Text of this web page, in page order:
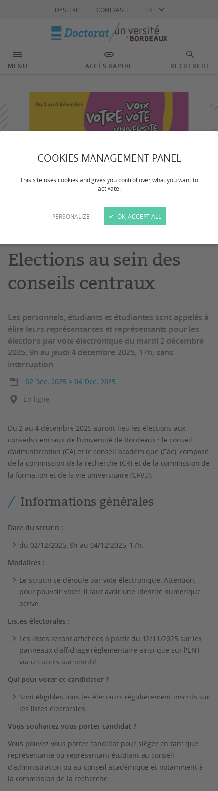
COOKIES MANAGEMENT PANEL
This site uses cookies and gives you control over what you want to
activate.
PERSONALIZE OK, ACCEPT ALL
DYSLEXIE CONTRASTE FR
MENU ACCÈS RAPIDE RECHERCHE
Elections au sein des
conseils centraux
Les personnels, étudiants et étudiantes sont appelés à
élire leurs représentantes et représentants pour les
élections par vote électronique du mardi 2 décembre
2025, 9h au jeudi 4 décembre 2025, 17h, sans
interruption.
02 Déc. 2025 > 04 Déc. 2025
En ligne
Du 2 au 4 décembre 2025 auront lieu les élections aux
conseils centraux de l’université de Bordeaux : le conseil
d’administration (CA) et le conseil académique (Cac), composé
de la commission de la recherche (CR) et de la commission de
la formation et de la vie universitaire (CFVU).
Informations générales
Date du scrutin :
du 02/12/2025, 9h au 04/12/2025, 17h.
Modalités :
Le scrutin se déroule par vote électronique. Attention,
pour pouvoir voter, il faut avoir une identité numérique
active.
Listes électorales :
Les listes seront affichées à partir du 12/11/2025 sur les
panneaux d'affichage règlementaire ainsi que sur l'ENT
via un accès authentifié.
Qui peut voter et candidater ?
Sont éligibles tous les électeurs régulièrement inscrits sur
les listes électorales.
Vous souhaitez vous porter candidat ?
Vous pouvez vous porter candidat pour siéger en tant que
représentante ou représentant étudiant au conseil
d'administration ou au conseil académique et notamment à
la commission de la recherche.